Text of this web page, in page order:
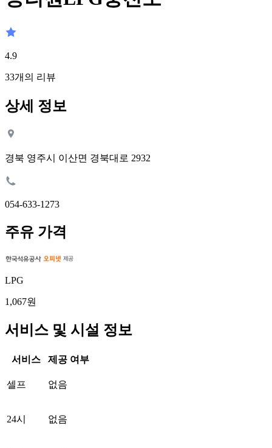
4.9
33개의 리뷰
상세 정보
경북 영주시 이산면 경북대로 2932
054-633-1273
주유 가격
LPG
1,067원
서비스 및 시설 정보
서비스 제공 여부
셀프 없음
24시 없음